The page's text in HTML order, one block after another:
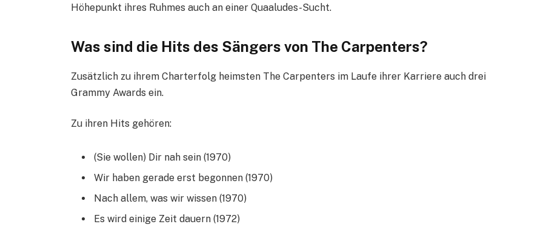
Höhepunkt ihres Ruhmes auch an einer Quaaludes-Sucht.
Was sind die Hits des Sängers von The Carpenters?
Zusätzlich zu ihrem Charterfolg heimsten The Carpenters im Laufe ihrer Karriere auch drei
Grammy Awards ein.
Zu ihren Hits gehören:
(Sie wollen) Dir nah sein (1970)
Wir haben gerade erst begonnen (1970)
Nach allem, was wir wissen (1970)
Es wird einige Zeit dauern (1972)